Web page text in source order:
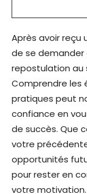
Après avoir reçu
de se demander
repostulation au
Comprendre les
pratiques peut
confiance en
de succès. Que
votre
opportunités
pour rester en
votre